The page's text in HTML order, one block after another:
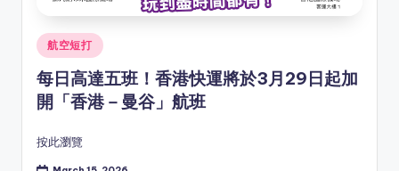
Posted
in
航空短打
每日高達五班！香港快運將於3月29日起加
開「香港－曼谷」航班
按此瀏覽